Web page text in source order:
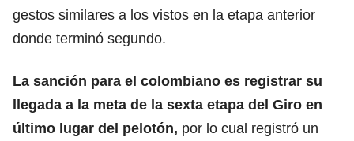
gestos similares a los vistos en la etapa anterior
donde terminó segundo.
La sanción para el colombiano es registrar su
llegada a la meta de la sexta etapa del Giro en
último lugar del pelotón, por lo cual registró un